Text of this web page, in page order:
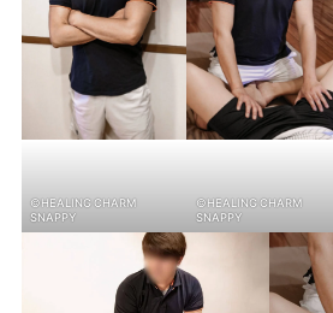
©HEALING CHARM
SNAPPY
©HEALING CHARM
SNAPPY